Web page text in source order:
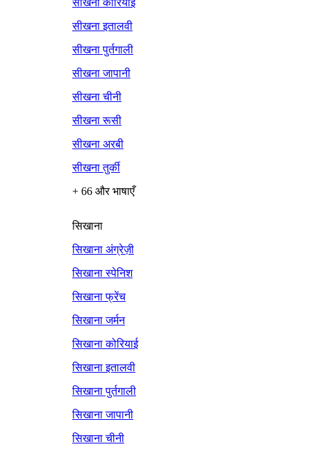
सीखना इतालवी
सीखना पुर्तगाली
सीखना जापानी
सीखना चीनी
सीखना रूसी
सीखना अरबी
सीखना तुर्की
+ 66 और भाषाएँ
सिखाना
सिखाना अंग्रेज़ी
सिखाना स्पेनिश
सिखाना फ्रेंच
सिखाना जर्मन
सिखाना कोरियाई
सिखाना इतालवी
सिखाना पुर्तगाली
सिखाना जापानी
सिखाना चीनी